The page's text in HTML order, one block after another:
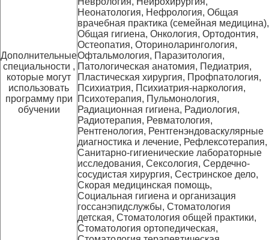
Дополнительные
специальности ,
которые могут
использовать
программу при
обучении
Неонатология, Нефрология, Общая
врачебная практика (семейная медицина),
Общая гигиена, Онкология, Ортодонтия,
Остеопатия, Оториноларингология,
Офтальмология, Паразитология,
Патологическая анатомия, Педиатрия,
Пластическая хирургия, Профпатология,
Психиатрия, Психиатрия-наркология,
Психотерапия, Пульмонология,
Радиационная гигиена, Радиология,
Радиотерапия, Ревматология,
Рентгенология, Рентгенэндоваскулярные
диагностика и лечение, Рефлексотерапия,
Санитарно-гигиенические лабораторные
исследования, Сексология, Сердечно-
сосудистая хирургия, Сестринское дело,
Скорая медицинская помощь,
Социальная гигиена и организация
госсанэпидслужбы, Стоматология
детская, Стоматология общей практики,
Стоматология ортопедическая,